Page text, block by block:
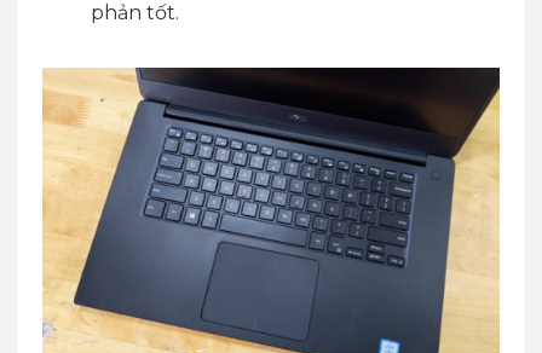
phản tốt.